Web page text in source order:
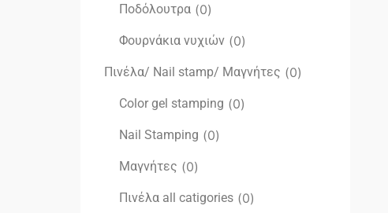
Ποδόλουτρα (0)
Φουρνάκια νυχιών (0)
Πινέλα/ Nail stamp/ Μαγνήτες (0)
Color gel stamping (0)
Nail Stamping (0)
Μαγνήτες (0)
Πινέλα all catigories (0)